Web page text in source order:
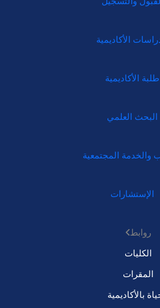
الأكاديمية
طلبة الأكاديمية
البحث العلمي
والخدمة المجتمعية
الإستشارات
روابط
الكليات
المقرات
بالأكاديمية